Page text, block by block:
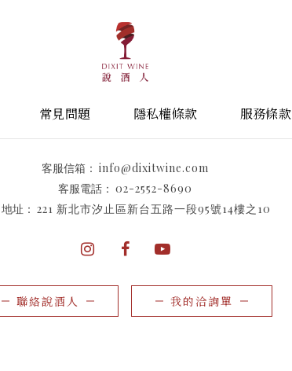
常見問題 隱私權條款 服務條款
客服信箱： info@dixitwine.com
客服電話： 02-2552-8690
址： 221 新北市汐止區新台五路一段95號14樓之10
聯絡說酒人 我的洽詢單